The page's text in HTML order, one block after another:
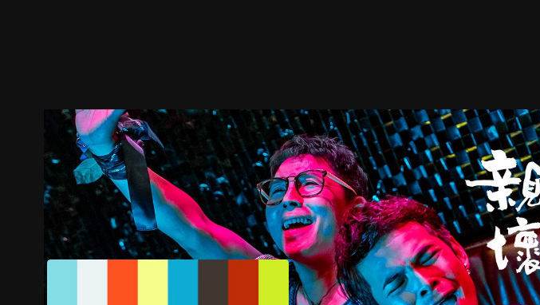
ตัวอย่าง ภาพนิ่ง เนื้อหาที่แนะนำ รายละเอียด